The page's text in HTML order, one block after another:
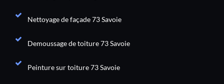
Nettoyage de façade 73 Savoie
Demoussage de toiture 73 Savoie
Peinture sur toiture 73 Savoie